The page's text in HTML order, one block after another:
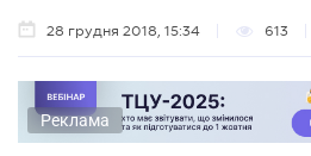
28 грудня 2018, 15:34 613
Реклама